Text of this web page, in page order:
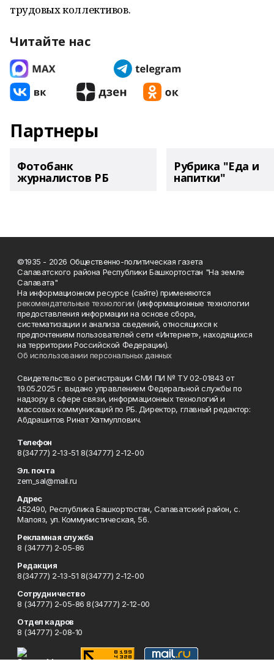
трудовых коллективов.
Читайте нас
Партнеры
Фотобанк
журналистов РБ
Рубрика "Еда и
напитки"
©1935 - 2026 Общественно-политическая газета
Салаватского района Республики Башкортостан "На земле
Салавата"
На информационном ресурсе (сайте) применяются
рекомендательные технологии (информационные технологии
предоставления информации на основе сбора,
систематизации и анализа сведений, относящихся к
предпочтениям пользователей сети «Интернет», находящихся
на территории Российской Федерации).
Об использовании персональных данных
Свидетельство о регистрации СМИ ПИ № ТУ 02-01843 от
19.05.2025 г. выдано управлением Федеральной службы по
надзору в сфере связи, информационных технологий и
массовых коммуникаций по РБ. Директор, главный редактор:
Абдрашитов Ринат Хатмуллович.
Телефон
8(34777) 2-13-51 8(34777) 2-12-00
Эл. почта
zem_sal@mail.ru
Адрес
452490, Республика Башкортостан, Салаватский район, с.
Малояз, ул. Коммунистическая, 56.
Рекламная служба
8 (34777) 2-05-86
Редакция
8(34777) 2-13-51 8(34777) 2-12-00
Сотрудничество
8 (34777) 2-05-86 8(34777) 2-12-00
Отдел кадров
8 (34777) 2-08-10